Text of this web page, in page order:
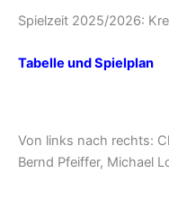
Spielzeit 2025/2026:
Tabelle und Spielplan
Von links nach rechts:
Bernd Pfeiffer, Michael